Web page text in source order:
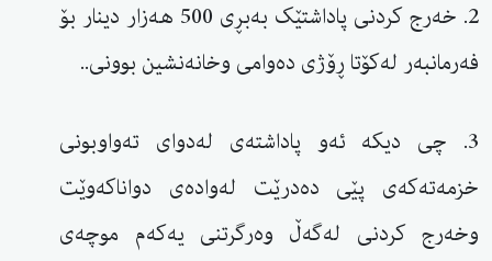
2. خەرج کردنی پاداشتێک بەبڕی 500 هەزار دينار بۆ
فەرمانبەر لەکۆتا ڕۆژی دەوامی وخانەنشین بوونی..
3. چی دیکە ئەو پاداشتەی لەدوای تەواوبونی
خزمەتەکەی پێی دەدرێت لەوادەی دواناکەوێت
وخەرج کردنی لەگەڵ وەرگرتنی یەکەم موچەی